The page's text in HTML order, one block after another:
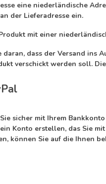
eine niederländische
der Lieferadresse ein.
mit einer
daran, dass der Versand
verschickt werden soll.
sicher mit Ihrem
Konto erstellen, das Sie
können Sie auf die Ihnen